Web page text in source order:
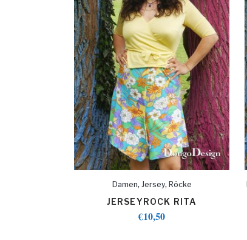
Damen, Jersey, Röcke
JERSEYROCK RITA
€10,50